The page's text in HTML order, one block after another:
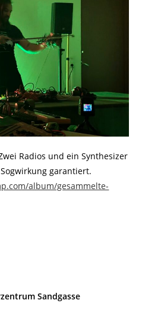
Radios und ein Synthesizer
garantiert.
album/gesammelte-
Sandgasse